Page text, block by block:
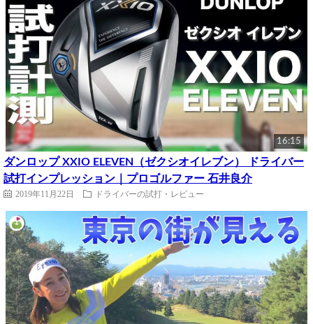
16:15
ダンロップ XXIO ELEVEN（ゼクシオイレブン） ドライバー
試打インプレッション｜プロゴルファー 石井良介
2019年11月22日 ドライバーの試打・レビュー